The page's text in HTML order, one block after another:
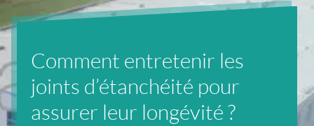
Comment entretenir les
joints d’étanchéité pour
assurer leur longévité ?